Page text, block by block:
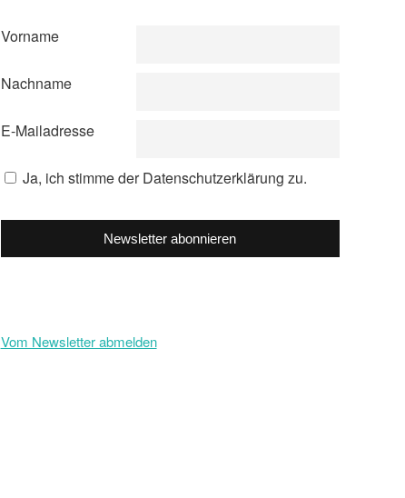
Vorname
Nachname
E-Mailadresse
Ja, ich stimme der Datenschutzerklärung zu.
Newsletter abonnieren
Vom Newsletter abmelden